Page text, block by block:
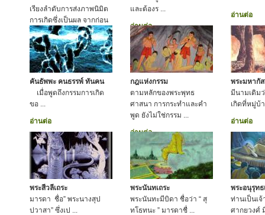
เรียงลำดับการส่งภาพนิมิต
การเกิดซึ่งเป็นผล จากก่อน
ไปหลัง
อ่านต่อ
และต้องร ...
อ่านต่อ
อ่านต่อ
คันธัพพะ คนธรรพ์ ทันคน
เมื่อพูดถึงกรรมการเกิด
ขอ ...
อ่านต่อ
กฎแห่งกรรม
ตามหลักของพระพุทธ
ศาสนา การกระทำและคำ
พูด ยังไม่ใช่กรรม ...
อ่านต่อ
พระมหากัส
มีนามเดิม
เกิดที่หมู่บ้
อ่านต่อ
พระสีวลีเถระ
มารดา ชื่อ” พระนางสุป
ปวาสา” ซึ่งเป ...
พระนันทเถระ
พระนันทะมีบิดา ชื่อว่า “ สุ
ทโธทนะ ” มารดาชื่ ...
พระอนุรุทธ
ท่านเป็นเ
ศากยวงศ์